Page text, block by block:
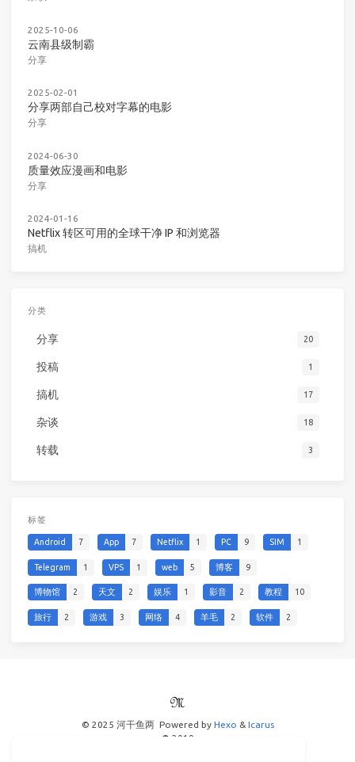
2025-10-06
云南县级制霸
分享
2025-02-01
分享两部自己校对字幕的电影
分享
2024-06-30
质量效应漫画和电影
分享
2024-01-16
Netflix 转区可用的全球干净 IP 和浏览器
搞机
分类
分享 20
投稿 1
搞机 17
杂谈 18
转载 3
标签
Android 7 App 7 Netflix 1 PC 9 SIM 1
Telegram 1 VPS 1 web 5 博客 9
博物馆 2 天文 2 娱乐 1 影音 2 教程 10
旅行 2 游戏 3 网络 4 羊毛 2 软件 2
© 2025 河干鱼两Powered by Hexo & Icarus
© 2019